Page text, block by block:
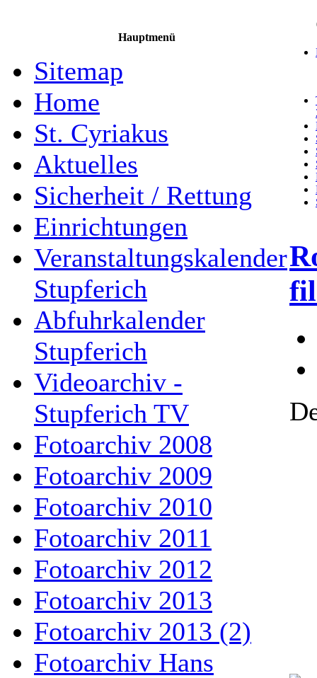
Hauptmenü
Sitemap
Home
St. Cyriakus
Aktuelles
Sicherheit / Rettung
Einrichtungen
Veranstaltungskalender
Stupferich
Abfuhrkalender
Stupferich
Videoarchiv -
Stupferich TV
Fotoarchiv 2008
Fotoarchiv 2009
Fotoarchiv 2010
Fotoarchiv 2011
Fotoarchiv 2012
Fotoarchiv 2013
Fotoarchiv 2013 (2)
Fotoarchiv Hans